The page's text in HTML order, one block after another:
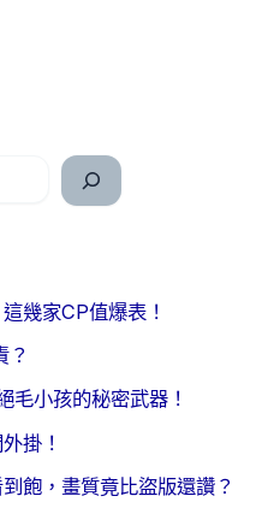
幾家CP值爆表！
？
毛小孩的秘密武器！
掛！
飽，畫質竟比盜版還讚？